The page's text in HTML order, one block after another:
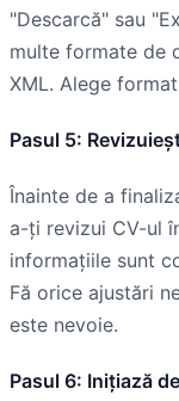
"Descarcă" sau
multe formate de
XML. Alege
Pasul 5:
Înainte de a
a-ți revizui CV-ul
informațiile sunt
Fă orice ajustări
este nevoie.
Pasul 6: Inițiază